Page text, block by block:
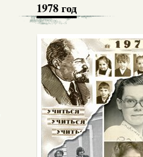
1978 год